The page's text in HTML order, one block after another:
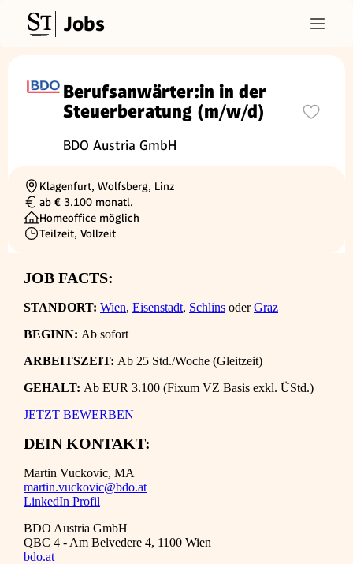
Jobs
Berufsanwärter:in in der
Steuerberatung (m/w/d)
BDO Austria GmbH
Ortschaft
Klagenfurt, Wolfsberg, Linz
Gehalt
ab € 3.100 monatl.
Homeoffice möglich
Beschäftigungsart
Teilzeit, Vollzeit
JOB FACTS:
STANDORT: Wien, Eisenstadt, Schlins oderGraz
BEGINN: Ab sofort
ARBEITSZEIT: Ab 25 Std./Woche (Gleitzeit)
GEHALT: Ab EUR 3.100 (Fixum VZ Basis exkl. ÜStd.)
JETZT BEWERBEN
DEIN KONTAKT:
Martin Vuckovic, MA
martin.vuckovic@bdo.at
LinkedIn Profil
BDO Austria GmbH
QBC 4 - Am Belvedere 4, 1100 Wien
bdo.at